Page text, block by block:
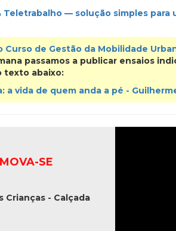
Teletrabalho — solução simples para
Curso de Gestão da Mobilidade
passamos a publicar ensaios
texto abaixo:
a vida de quem anda a pé -
SE
Crianças - Calçada